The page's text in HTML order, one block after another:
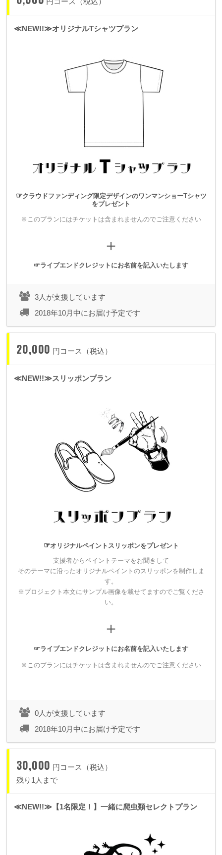
当日スタッフが使うもののレプリカであこちゅあ本人の直筆サ
当日、スタッフパスとしての利用は出来ませんのでご注意くだ
事解決！
あなたの「生きづらい」に華麗に一石を投じるキーホルダーで
す！（ださい）
◢◤◢◤◢◤◢◤ ◢◤◢◤◢◤◢◤
◤◢◤◢◤
追加リターンについて
ンをご用意しました。
オリジナルTシャツプラン
・クラウドファンディング限定デザインのワンマンショーTシ
お名前をクレジットさせていただきます。
▼20,000円
オリジナルペイントの「スリッポン」を制作します。
お名前をクレジットさせていただきます。
（※スリッポンサンプル画像）（左サンプル「アイヌ民族」
／ 右サンプル「梵字」）
≪NEW!!≫オリジナルTシャツプラン
☞クラウドファンディング限定デザインのワンマンショーTシャツ
をプレゼント
※このプランにはチケットは含まれませんのでご注意ください
＋
☞ライブエンドクレジットにお名前を記入いたします
3人が支援しています
2018年10月中にお届け予定です
20,000 円コース（税込）
≪NEW!!≫スリッポンプラン
☞オリジナルペイントスリッポンをプレゼント
支援者からペイントテーマをお聞きして
そのテーマに沿ったオリジナルペイントのスリッポンを制作しま
す。
※プロジェクト本文にサンプル画像を載せてますのでご覧くださ
い。
＋
☞ライブエンドクレジットにお名前を記入いたします
※このプランにはチケットは含まれませんのでご注意ください
0人が支援しています
2018年10月中にお届け予定です
30,000 円コース（税込）
残り1人まで
≪NEW!!≫【1名限定！】一緒に爬虫類セレクトプラン